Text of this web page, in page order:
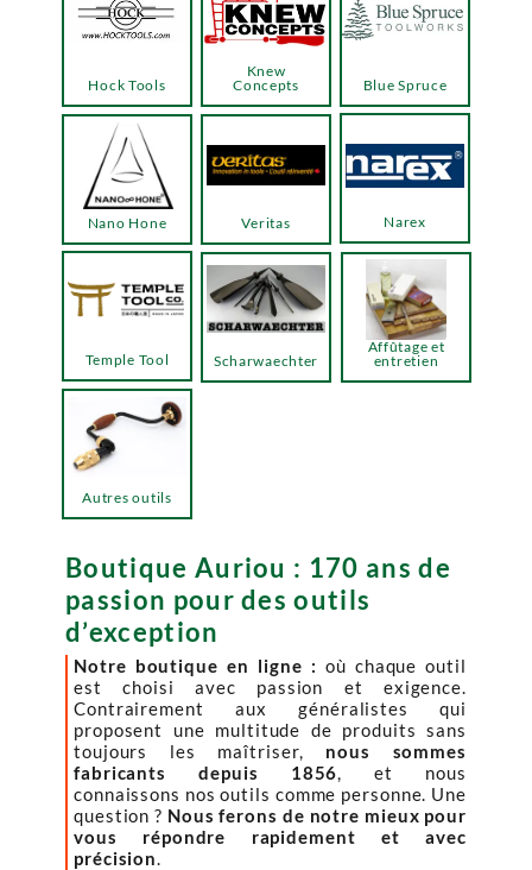
Boutique Auriou : 170 ans de
passion pour des outils
d’exception
Notre boutique en ligne : où chaque outil
est choisi avec passion et exigence.
Contrairement aux généralistes qui
proposent une multitude de produits sans
toujours les maîtriser, nous sommes
fabricants depuis 1856, et nous
connaissons nos outils comme personne. Une
question ? Nous ferons de notre mieux pour
vous répondre rapidement et avec
précision.
Hock Tools
Knew
Concepts
Temple Tool
Blue Spruce
Narex
Veritas
Nano Hone
Autres outils
Scharwaechter
Affûtage et
entretien